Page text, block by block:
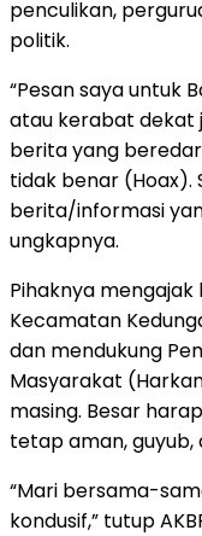
penculikan,
politik.
“Pesan saya untuk
atau kerabat dekat
berita yang
tidak benar (Hoax).
berita/informasi
ungkapnya.
Pihaknya
Kecamatan
dan mendukung
Masyarakat
masing. Besar
tetap aman, guyub,
“Mari bersama-
kondusif,” tutup